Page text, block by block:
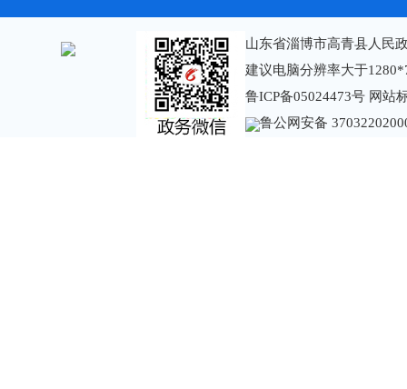
山东省淄博市高青县人民
建议电脑分辨率大于
鲁ICP备05024473号 网站
鲁公网安备